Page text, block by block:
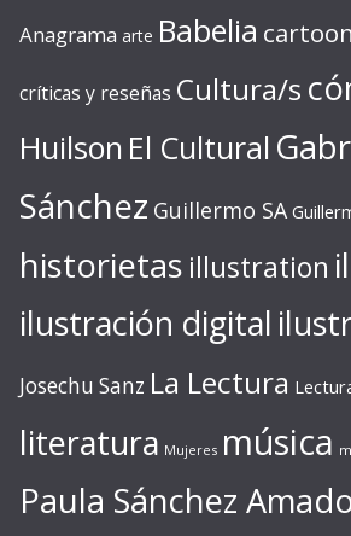
Anagrama arte Babelia cartoon
críticas y reseñas Cultura/s
Huilson El Cultural
Sánchez Guillermo SA
historietas illustration
ilustración digital
Josechu Sanz La Lectura
literatura Mujeres música
Paula Sánchez